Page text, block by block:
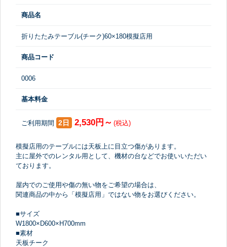
商品名
折りたたみテーブル(チーク)60×180模擬店用
商品コード
0006
基本料金
ご利用期間 2日 2,530円～ (税込)
模擬店用のテーブルには天板上に目立つ傷があります。
主に屋外でのレンタル用として、機材の台などでお使いいただい
ております。
屋内でのご使用や傷の無い物をご希望の場合は、
関連商品の中から「模擬店用」ではない物をお選びください。
■サイズ
W1800×D600×H700mm
■素材
天板チーク